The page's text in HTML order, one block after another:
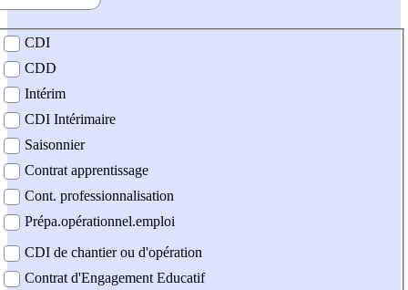
contrat
CDI
CDD
Intérim
CDI Intérimaire
Saisonnier
Contrat apprentissage
Cont. professionnalisation
Prépa.opérationnel.emploi
CDI de chantier ou d'opération
Contrat d'Engagement Educatif